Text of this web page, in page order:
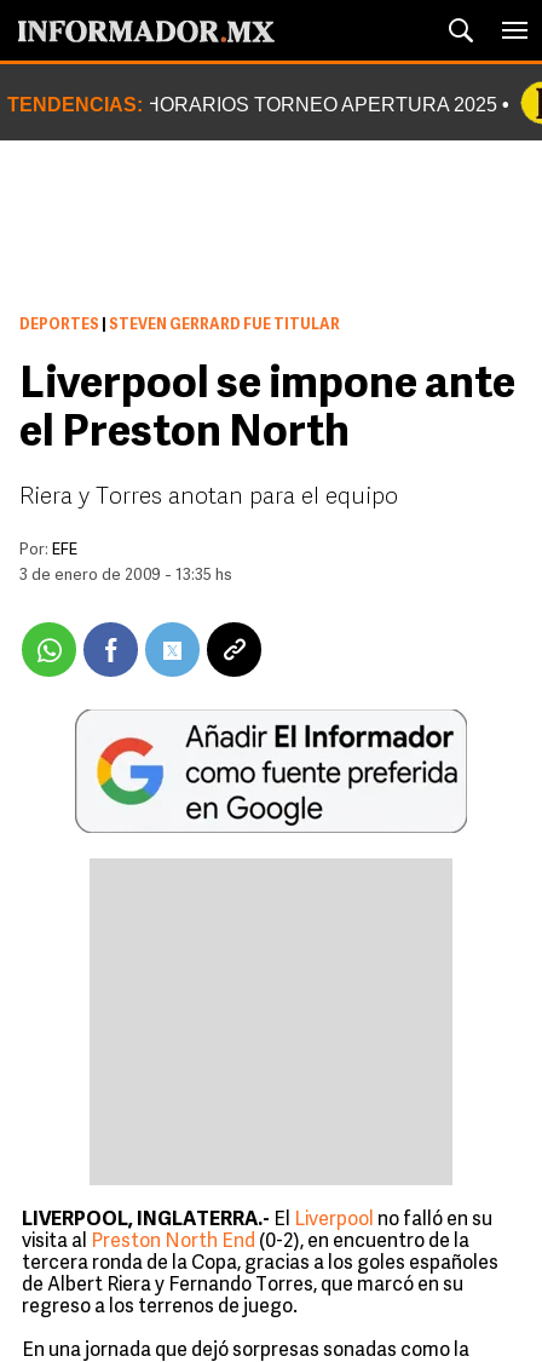
TENDENCIAS: HORARIOS TORNEO APERTURA 2025
DEPORTES STEVEN GERRARD FUE TITULAR
Liverpool se impone ante
el Preston North
Riera y Torres anotan para el equipo
Por: EFE
3 de enero de 2009 - 13:35 hs
LIVERPOOL, INGLATERRA.- El Liverpool no falló en su
visita al
Preston North End (0-2), en encuentro de la
tercera ronda de la Copa, gracias a los goles españoles
de Albert Riera y Fernando Torres, que marcó en su
regreso a los terrenos de juego.
En una jornada que dejó sorpresas sonadas como la